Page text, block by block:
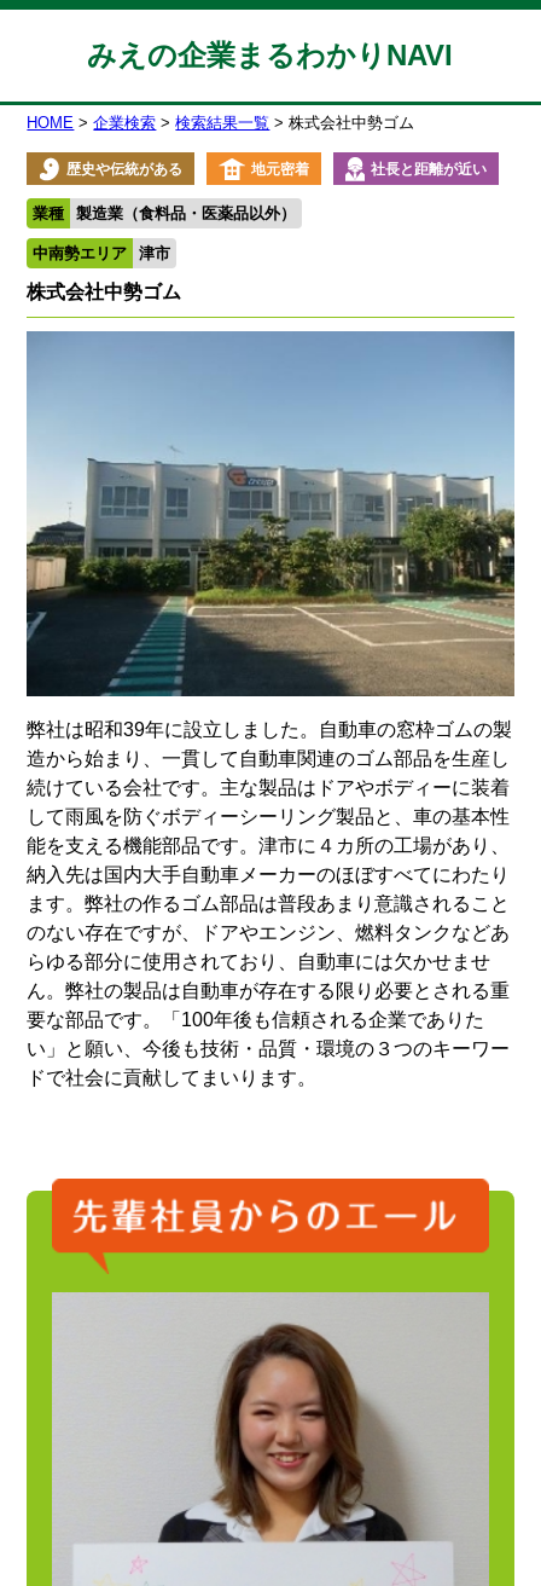
みえの企業まるわかりNAVI
HOME 企業検索 検索結果一覧 株式会社中勢ゴム
歴史や伝統がある 地元密着 社長と距離が近い
業種 製造業（食料品・医薬品以外）
中南勢エリア 津市
株式会社中勢ゴム
弊社は昭和39年に設立しました。自動車の窓枠ゴムの製
造から始まり、一貫して自動車関連のゴム部品を生産し
続けている会社です。主な製品はドアやボディーに装着
して雨風を防ぐボディーシーリング製品と、車の基本性
能を支える機能部品です。津市に４カ所の工場があり、
納入先は国内大手自動車メーカーのほぼすべてにわたり
ます。弊社の作るゴム部品は普段あまり意識されること
のない存在ですが、ドアやエンジン、燃料タンクなどあ
らゆる部分に使用されており、自動車には欠かせませ
ん。弊社の製品は自動車が存在する限り必要とされる重
要な部品です。「100年後も信頼される企業でありた
い」と願い、今後も技術・品質・環境の３つのキーワー
ドで社会に貢献してまいります。